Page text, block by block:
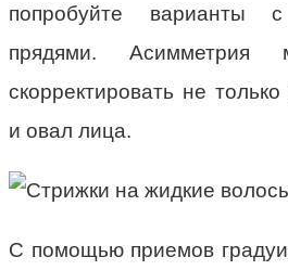
попробуйте варианты
прядями. Асимметрия
скорректировать не
и овал лица.
С помощью приемов